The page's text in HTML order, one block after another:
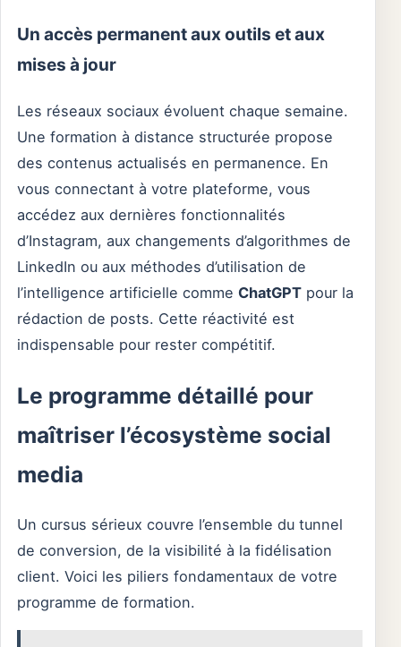
Un accès permanent aux outils et aux
mises à jour
Les réseaux sociaux évoluent chaque semaine.
Une formation à distance structurée propose
des contenus actualisés en permanence. En
vous connectant à votre plateforme, vous
accédez aux dernières fonctionnalités
d’Instagram, aux changements d’algorithmes de
LinkedIn ou aux méthodes d’utilisation de
l’intelligence artificielle comme ChatGPT pour la
rédaction de posts. Cette réactivité est
indispensable pour rester compétitif.
Le programme détaillé pour
maîtriser l’écosystème social
media
Un cursus sérieux couvre l’ensemble du tunnel
de conversion, de la visibilité à la fidélisation
client. Voici les piliers fondamentaux de votre
programme de formation.